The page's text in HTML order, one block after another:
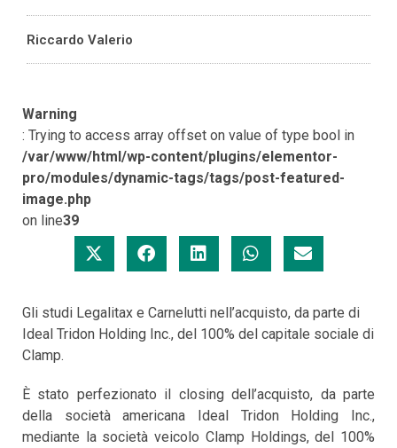
Riccardo Valerio
Warning
: Trying to access array offset on value of type bool in
/var/www/html/wp-content/plugins/elementor-
pro/modules/dynamic-tags/tags/post-featured-
image.php
on line39
Gli studi Legalitax e Carnelutti nell’acquisto, da parte di
Ideal Tridon Holding Inc., del 100% del capitale sociale di
Clamp.
È stato perfezionato il closing dell’acquisto, da parte
della società americana Ideal Tridon Holding Inc.,
mediante la società veicolo Clamp Holdings, del 100%